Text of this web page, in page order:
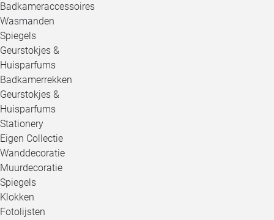
Badkameraccessoires
Wasmanden
Spiegels
Geurstokjes &
Huisparfums
Badkamerrekken
Geurstokjes &
Huisparfums
Stationery
Eigen Collectie
Wanddecoratie
Muurdecoratie
Spiegels
Klokken
Fotolijsten